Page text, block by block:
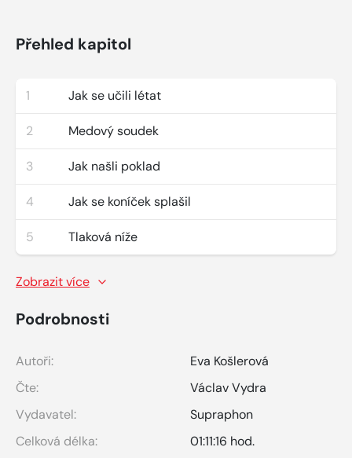
Přehled kapitol
1 Jak se učili létat
2 Medový soudek
3 Jak našli poklad
4 Jak se koníček splašil
5 Tlaková níže
Zobrazit více
Podrobnosti
Autoři:
Eva Košlerová
Čte:
Václav Vydra
Vydavatel:
Supraphon
Celková délka:
01:11:16 hod.